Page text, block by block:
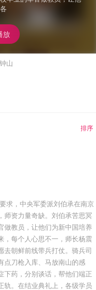
放
山
排序
求，中央军委派刘伯承在南京
师资力量奇缺。刘伯承苦思冥
做教员，让他们为新中国培养
，每个人心思不一，师长杨震
去朝鲜前线带兵打仗。骑兵司
点刀枪入库、马放南山的感
下药，分别谈话，帮他们端正
轨。在结业典礼上，各级学员